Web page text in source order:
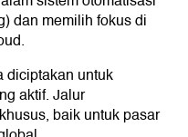
dan memilih fokus di
diciptakan untuk
aktif. Jalur
baik untuk pasar